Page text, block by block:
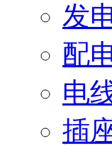
发
配
电
插